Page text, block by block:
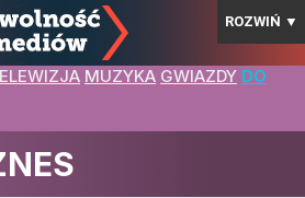
ROZWIŃ ▼
MUZYKA GWIAZDY DO